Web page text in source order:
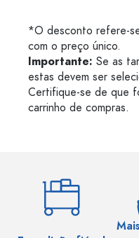
*O desconto refere-
com o preço único.
Importante: Se as
estas devem ser
Certifique-se de que
carrinho de compras.